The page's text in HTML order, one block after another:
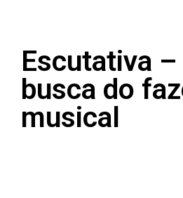
Escutativa –
busca do
musical